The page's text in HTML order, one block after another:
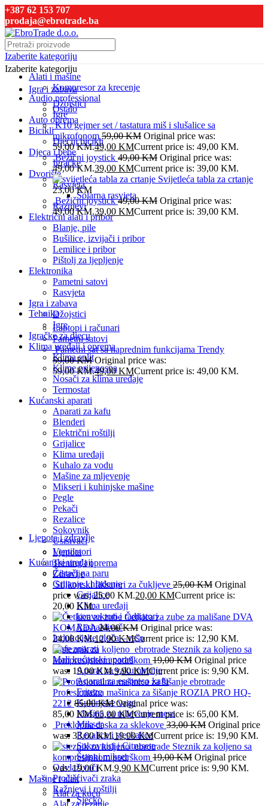
+387 62 153 707
prodaja@ebrotrade.ba
Izaberite kategoriju
Alati i mašine
Kompresor za krecenje
Audio professional
Ostalo
Auto oprema
Bicikli
Dječiji bicikli
Djeca i bebe
Igračke
Dvorište
Rasvjeta
Solarna rasvjeta
Raznjevi
Električni alati i pribor
Blanje, pile
Bušilice, izvijači i pribor
Lemilice i pribor
Pištolj za ljepljenje
Elektronika
Pametni satovi
Rasvjeta
Igra i zabava
Džojstici
Igre
Igračke za djecu
Klima uređaji i oprema
Klima split
Klime prijenosna
Nosači za klima uređaje
Termostat
Kućanski aparati
Aparati za kafu
Blenderi
Električni roštilji
Grijalice
Klima uređaji
Kuhalo za vodu
Mašine za mljevenje
Mikseri i kuhinjske mašine
Pegle
Pekači
Rezalice
Sokovnik
Usisivači
Ventilatori
Kućanski uređaji
Čistači na paru
Grijanje i hlađenje
Grijalice
Klima uređaji
konvektori i radijatori
Rashalđivač
Indukcijske ploča – rešo
Kafe aparati
Mali kućanski aparati
Aparat za vakumiranje
Aparati za esspreso kafu
Friteze
Kuhinjske vage
Mašina za mljevenje mesa
Mikser
Rezalice i sjeckalice
Sokovnici i Citrusete
Štapni mikser
Odvlaživači
Pročišćivači zraka
Ražnjevi i roštilji
Sjecko
Izaberite kategoriju
Igra i zabava
Džojstici
Igre
K10 gejmer set / tastatura miš i slušalice sa
mikrofonom59,00KM Original price was:
59,00 KM.49,00 KMCurrent price is: 49,00 KM.
Bežični joystick 49,00KM Original price was:
49,00 KM.39,00 KMCurrent price is: 39,00 KM.
Svijetleća tabla za crtanje
23,00KM
Bežični joystick49,00KM Original price was:
49,00 KM.39,00 KMCurrent price is: 39,00 KM.
Tehnika
Laptopi i računari
Pametni satovi
Pametni sat sa naprednim funkcijama Trendy
59,00KM Original price was:
59,00 KM.49,00KMCurrent price is: 49,00 KM.
Ljepota i zdravlje
Ljepota
Trening i oprema
Zdravlje
Silikonski fiksatori za čukljeve 25,00KM Original
price was: 25,00 KM.20,00 KMCurrent price is:
20,00 KM.
Četkica za zube za mališane DVA
KOMADA24,00KM Original price was:
24,00 KM.12,90KMCurrent price is: 12,90 KM.
Steznik za koljeno sa
kompresijskom podrškom 19,00KM Original price
was: 19,00 KM.9,90KMCurrent price is: 9,90 KM.
Profesionalna mašinica za šišanje ROZIA PRO HQ-
2212 85,00KM Original price was:
85,00 KM.65,00KMCurrent price is: 65,00 KM.
Preklopna daska za sklekove 33,00KM Original price
was: 33,00 KM.19,90KMCurrent price is: 19,90 KM.
Steznik za koljeno sa
kompresijskom podrškom 19,00KM Original price
was: 19,00 KM.9,90 KMCurrent price is: 9,90 KM.
Mašine i alati
Alat za kuću
Alat za rezanje